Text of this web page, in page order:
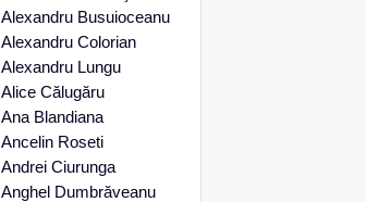
Alexandru Busuioceanu
Alexandru Colorian
Alexandru Lungu
Alice Călugăru
Ana Blandiana
Ancelin Roseti
Andrei Ciurunga
Anghel Dumbrăveanu